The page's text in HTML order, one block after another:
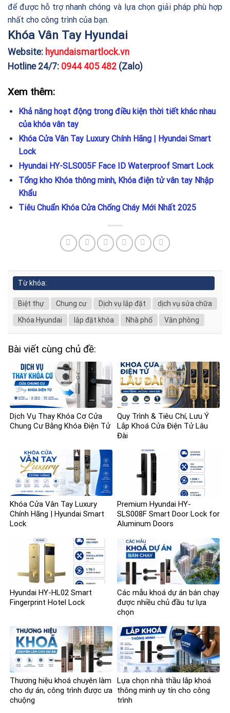
để được hỗ trợ nhanh chóng và lựa chọn giải pháp phù hợp
nhất cho công trình của bạn.
Khóa Vân Tay Hyundai
Website: hyundaismartlock.vn
Hotline 24/7: 0944 405 482 (Zalo)
Xem thêm:
Khả năng hoạt động trong điều kiện thời tiết khác nhau
của khóa vân tay
Khóa Cửa Vân Tay Luxury Chính Hãng | Hyundai Smart
Lock
Hyundai HY-SLS005F Face ID Waterproof Smart Lock
Tổng kho Khóa thông minh, Khóa điện tử vân tay Nhập
Khẩu
Tiêu Chuẩn Khóa Cửa Chống Cháy Mới Nhất 2025
Từ khóa:
Biệt thự Chung cư Dịch vụ lắp đặt
dịch vụ sửa chữa
Khóa Hyundai
lắp đặt khóa Nhà phố Văn phòng
Bài viết cùng chủ đề:
Dịch Vụ Thay Khóa Cơ Cửa
Chung Cư Bằng Khóa Điện Tử
Quy Trình & Tiêu Chí, Lưu Ý
Lắp Khoá Cửa Điện Tử Lâu
Đài
Khóa Cửa Vân Tay Luxury
Chính Hãng | Hyundai Smart
Lock
Premium Hyundai HY-
SLS008F Smart Door Lock for
Aluminum Doors
Hyundai HY-HL02 Smart
Fingerprint Hotel Lock
Các mẫu khoá dự án bán chạy
được nhiều chủ đầu tư lựa
chọn
Thương hiệu khoá chuyên làm
cho dự án, công trình được ưa
chuộng
Lựa chọn nhà thầu lắp khoá
thông minh uy tín cho công
trình